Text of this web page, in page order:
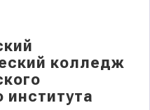
колледж
института